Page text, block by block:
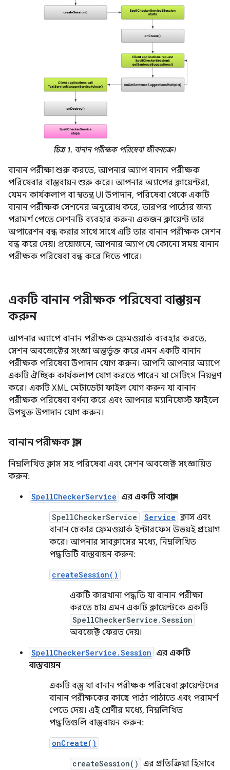
চিত্র 1. বানান পরীক্ষক পরিষেবা জীবনচক্র।
বানান পরীক্ষা শুরু করতে, আপনার অ্যাপ বানান পরীক্ষক
পরিষেবার বাস্তবায়ন শুরু করে। আপনার অ্যাপের ক্লায়েন্টরা,
যেমন কার্যকলাপ বা স্বতন্ত্র UI উপাদান, পরিষেবা থেকে একটি
বানান পরীক্ষক সেশনের অনুরোধ করে, তারপর পাঠ্যের জন্য
পরামর্শ পেতে সেশনটি ব্যবহার করুন৷ একজন ক্লায়েন্ট তার
অপারেশন বন্ধ করার সাথে সাথে এটি তার বানান পরীক্ষক সেশন
বন্ধ করে দেয়। প্রয়োজনে, আপনার অ্যাপ যে কোনো সময় বানান
পরীক্ষক পরিষেবা বন্ধ করে দিতে পারে।
একটি বানান পরীক্ষক পরিষেবা বাস্তবায়ন
করুন
আপনার অ্যাপে বানান পরীক্ষক ফ্রেমওয়ার্ক ব্যবহার করতে,
সেশন অবজেক্টের সংজ্ঞা অন্তর্ভুক্ত করে এমন একটি বানান
পরীক্ষক পরিষেবা উপাদান যোগ করুন। আপনি আপনার অ্যাপে
একটি ঐচ্ছিক কার্যকলাপ যোগ করতে পারেন যা সেটিংস নিয়ন্ত্রণ
করে। একটি XML মেটাডেটা ফাইল যোগ করুন যা বানান
পরীক্ষক পরিষেবা বর্ণনা করে এবং আপনার ম্যানিফেস্ট ফাইলে
উপযুক্ত উপাদান যোগ করুন।
বানান পরীক্ষক ক্লাস
নিম্নলিখিত ক্লাস সহ পরিষেবা এবং সেশন অবজেক্ট সংজ্ঞায়িত
করুন:
SpellCheckerService এর একটি সাবক্লাস
SpellCheckerService Service ক্লাস এবং
বানান চেকার ফ্রেমওয়ার্ক ইন্টারফেস উভয়ই প্রয়োগ
করে। আপনার সাবক্লাসের মধ্যে, নিম্নলিখিত
পদ্ধতিটি বাস্তবায়ন করুন:
createSession()
একটি কারখানা পদ্ধতি যা বানান পরীক্ষা
করতে চায় এমন একটি ক্লায়েন্টকে একটি
SpellCheckerService.Session
অবজেক্ট ফেরত দেয়।
SpellCheckerService.Session এর একটি
বাস্তবায়ন
একটি বস্তু যা বানান পরীক্ষক পরিষেবা ক্লায়েন্টদের
বানান পরীক্ষকের কাছে পাঠ্য পাঠাতে এবং পরামর্শ
পেতে দেয়। এই শ্রেণীর মধ্যে, নিম্নলিখিত
পদ্ধতিগুলি বাস্তবায়ন করুন:
onCreate()
createSession() এর প্রতিক্রিয়া হিসাবে